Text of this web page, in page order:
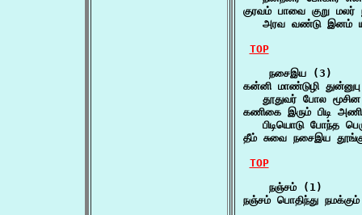
குரவம் பாவை குறு
அரவ வண்டு இனம்
TOP
    நசைஇய (3)
கன்னி மாண்டுழி
தூதுவர் போல
கணிகை இரும் பிடி
பிடியொடு போந்த
தீம் சுவை நசைஇய
TOP
    நஞ்சம் (1)
நஞ்சம் பொதிந்து